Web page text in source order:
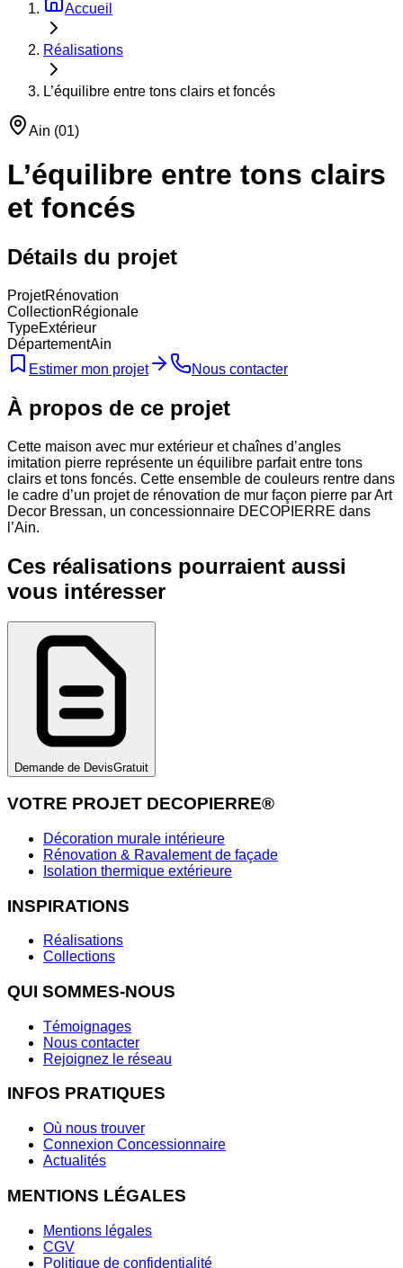
Accueil
Réalisations
L’équilibre entre tons clairs et foncés
Ain (01)
L’équilibre entre tons clairs
et foncés
Détails du projet
ProjetRénovation
CollectionRégionale
TypeExtérieur
DépartementAin
Estimer mon projet
Nous contacter
À propos de ce projet
Cette maison avec mur extérieur et chaînes d’angles
imitation pierre représente un équilibre parfait entre tons
clairs et tons foncés. Cette ensemble de couleurs rentre dans
le cadre d’un projet de rénovation de mur façon pierre par Art
Decor Bressan, un concessionnaire DECOPIERRE dans
l’Ain.
Ces réalisations pourraient aussi
vous intéresser
Demande de DevisGratuit
VOTRE PROJET DECOPIERRE®
Décoration murale intérieure
Rénovation & Ravalement de façade
Isolation thermique extérieure
INSPIRATIONS
Réalisations
Collections
QUI SOMMES-NOUS
Témoignages
Nous contacter
Rejoignez le réseau
INFOS PRATIQUES
Où nous trouver
Connexion Concessionnaire
Actualités
MENTIONS LÉGALES
Mentions légales
CGV
Politique de confidentialité